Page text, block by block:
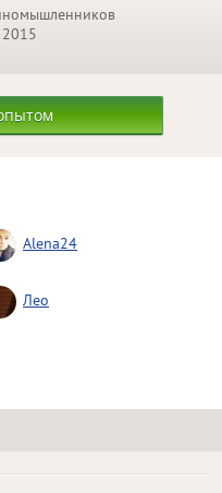
Alena24
Лео